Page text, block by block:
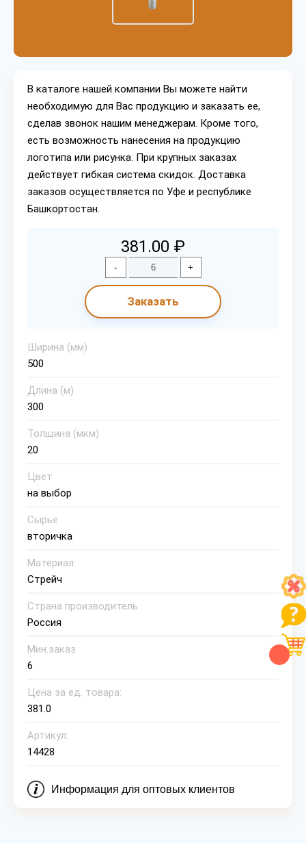
В каталоге нашей компании Вы можете найти
необходимую для Вас продукцию и заказать ее,
сделав звонок нашим менеджерам. Кроме того,
есть возможность нанесения на продукцию
логотипа или рисунка. При крупных заказах
действует гибкая система скидок. Доставка
заказов осуществляется по Уфе и республике
Башкортостан.
381.00 ₽
- +
Заказать
Ширина (мм)
500
Длина (м)
300
Толщина (мкм)
20
Цвет
на выбор
Сырье
вторичка
Материал
Стрейч
Страна производитель
Россия
Мин.заказ
6
Цена за ед. товара:
381.0
Артикул:
14428
Информация для оптовых клиентов